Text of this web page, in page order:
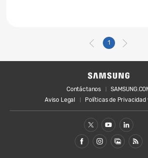
1
Contáctanos
Aviso Legal
Políticas de Privacidad